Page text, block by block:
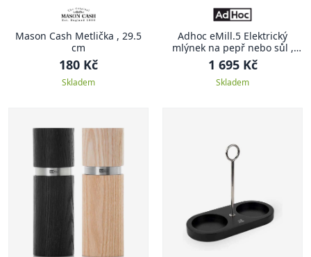
Mason Cash Metlička , 29.5
cm
180 Kč
Skladem
Adhoc eMill.5 Elektrický
mlýnek na pepř nebo sůl ,
stříbrný
1 695 Kč
Skladem